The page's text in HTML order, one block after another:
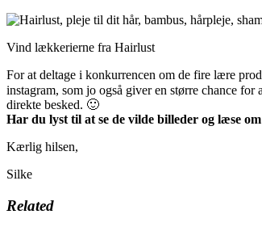
Vind lækkerierne fra Hairlust
For at deltage i konkurrencen om de fire lære
instagram, som jo også giver en større chance
direkte besked. 🙂
Har du lyst til at se de vilde billeder og læse
Kærlig hilsen,
Silke
Related